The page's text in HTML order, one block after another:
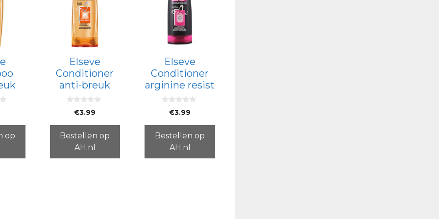
op
Elseve
Conditioner
anti-breuk
5
€3.99
Bestellen op
AH.nl
Elseve
Conditioner
arginine resist
5
€3.99
Bestellen op
AH.nl